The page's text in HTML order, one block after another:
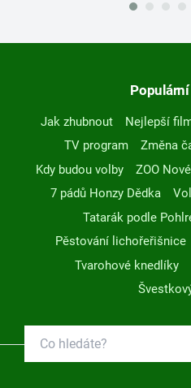
Jak zhubnout Nejlepší
TV program
Změna
Kdy budou volby
ZOO
7 pádů Honzy Dědka
Tatarák podle
Pěstování lichořeřišnice
Tvarohové knedlíky